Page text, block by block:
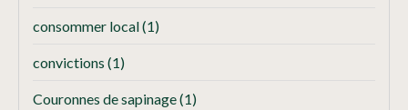
consommer local(1)
convictions (1)
Couronnes de sapinage(1)